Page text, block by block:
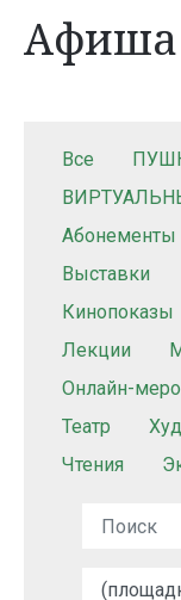
Афиша
Все
Абонементы
Выставки
Кинопоказы
Лекции
Онлайн-
Театр
Чтения